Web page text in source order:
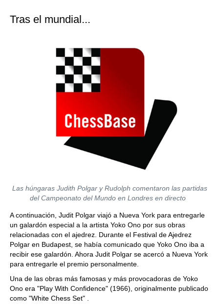
Tras el mundial...
Las húngaras Judith Polgar y Rudolph comentaron las partidas
del Campeonato del Mundo en Londres en directo
A continuación, Judit Polgar viajó a Nueva York para entregarle
un galardón especial a la artista Yoko Ono por sus obras
relacionadas con el ajedrez. Durante el Festival de Ajedrez
Polgar en Budapest, se había comunicado que Yoko Ono iba a
recibir ese galardón. Ahora Judit Polgar se acercó a Nueva York
para entregarle el premio personalmente.
Una de las obras más famosas y más provocadoras de Yoko
Ono era "Play With Confidence" (1966), originalmente publicado
como "White Chess Set" .